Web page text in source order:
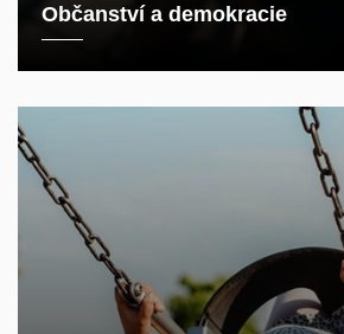
Občanství a demokracie